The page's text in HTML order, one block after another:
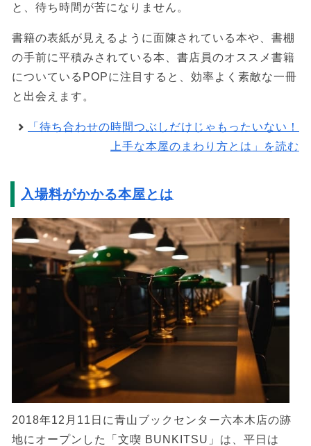
と、待ち時間が苦になりません。
書籍の表紙が見えるように面陳されている本や、書棚
の手前に平積みされている本、書店員のオススメ書籍
についているPOPに注目すると、効率よく素敵な一冊
と出会えます。
「待ち合わせの時間つぶしだけじゃもったいない！
上手な本屋のまわり方とは」を読む
入場料がかかる本屋とは
2018年12月11日に青山ブックセンター六本木店の跡
地にオープンした「文喫 BUNKITSU」は、平日は